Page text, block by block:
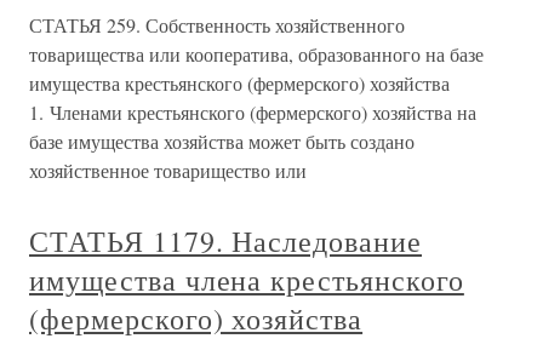
СТАТЬЯ 259. Собственность хозяйственного
товарищества или кооператива, образованного на базе
имущества крестьянского (фермерского) хозяйства
1. Членами крестьянского (фермерского) хозяйства на
базе имущества хозяйства может быть создано
хозяйственное товарищество или
СТАТЬЯ 1179. Наследование
имущества члена крестьянского
(фермерского) хозяйства